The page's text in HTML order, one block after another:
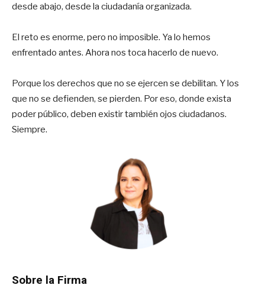
desde abajo, desde la ciudadanía organizada.
El reto es enorme, pero no imposible. Ya lo hemos
enfrentado antes. Ahora nos toca hacerlo de nuevo.
Porque los derechos que no se ejercen se debilitan. Y los
que no se defienden, se pierden. Por eso, donde exista
poder público, deben existir también ojos ciudadanos.
Siempre.
Sobre la Firma